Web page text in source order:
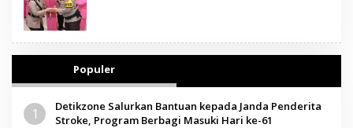
Populer
1
Detikzone Salurkan Bantuan kepada Janda Penderita
Stroke, Program Berbagi Masuki Hari ke-61